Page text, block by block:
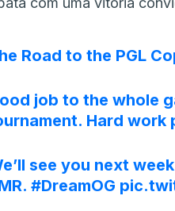
Road to the PGL
job to the whole
Hard work
see you next
#DreamOG